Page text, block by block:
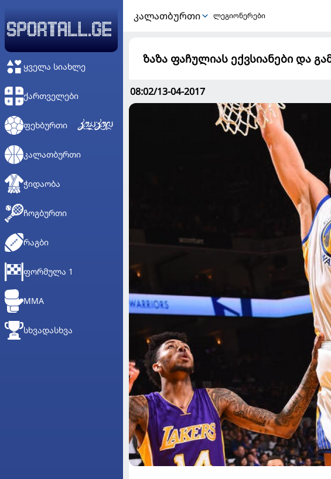
ᲧᲕᲔᲚᲐ ᲡᲘᲐᲮᲚᲔ
ᲥᲐᲠᲗᲕᲔᲚᲔᲑᲘ
ᲤᲔᲮᲑᲣᲠᲗᲘ
ᲙᲐᲚᲐᲗᲑᲣᲠᲗᲘ
ᲭᲘᲓᲐᲝᲑᲐ
ᲩᲝᲒᲑᲣᲠᲗᲘ
ᲠᲐᲒᲑᲘ
ᲤᲝᲠᲛᲣᲚᲐ 1
MMA
ᲡᲮᲕᲐᲓᲐᲡᲮᲕᲐ
ᲙᲐᲚᲐᲗᲑᲣᲠᲗᲘ ლეგიონერები
ზაზა ფაჩულიას ექვსიანები და
08:02/13-04-2017